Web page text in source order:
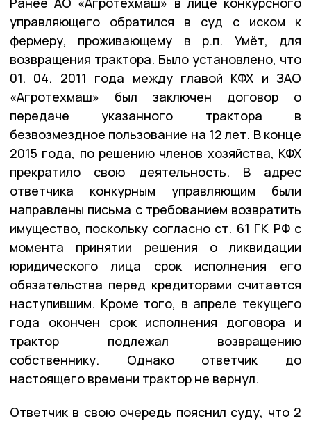
управляющего обратился в суд с иском к
фермеру, проживающему в р.п. Умёт, для
возвращения трактора. Было установлено, что
01. 04. 2011 года между главой КФХ и ЗАО
«Агротехмаш» был заключен договор о
передаче указанного трактора в
безвозмездное пользование на 12 лет. В конце
2015 года, по решению членов хозяйства, КФХ
прекратило свою деятельность. В адрес
ответчика конкурным управляющим были
направлены письма с требованием возвратить
имущество, поскольку согласно ст. 61 ГК РФ с
момента принятии решения о ликвидации
юридического лица срок исполнения его
обязательства перед кредиторами считается
наступившим. Кроме того, в апреле текущего
года окончен срок исполнения договора и
трактор подлежал возвращению
собственнику. Однако ответчик до
настоящего времени трактор не вернул.
Ответчик в свою очередь пояснил суду, что 2